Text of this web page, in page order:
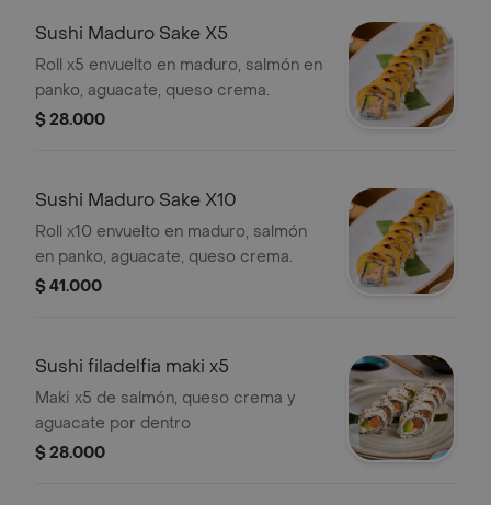
Sushi Maduro Sake X5
Roll x5 envuelto en maduro, salmón en
panko, aguacate, queso crema.
$ 28.000
Sushi Maduro Sake X10
Roll x10 envuelto en maduro, salmón
en panko, aguacate, queso crema.
$ 41.000
Sushi filadelfia maki x5
Maki x5 de salmón, queso crema y
aguacate por dentro
$ 28.000